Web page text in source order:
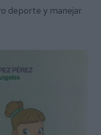
deporte y manejar